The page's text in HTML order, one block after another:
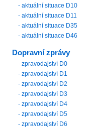
- aktuální situace D10
- aktuální situace D11
- aktuální situace D35
- aktuální situace D46
Dopravní zprávy
- zpravodajství D0
- zpravodajství D1
- zpravodajství D2
- zpravodajství D3
- zpravodajství D4
- zpravodajství D5
- zpravodajství D6